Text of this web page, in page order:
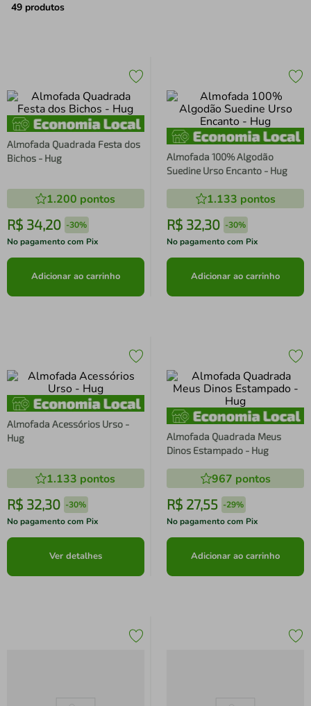
49 produtos
Almofada Quadrada Festa dos
Bichos - Hug
1.200 pontos
R$ 34,20 -30%
No pagamento com Pix
Adicionar ao carrinho
Almofada 100% Algodão
Suedine Urso Encanto - Hug
1.133 pontos
R$ 32,30 -30%
No pagamento com Pix
Adicionar ao carrinho
Almofada Acessórios Urso -
Hug
1.133 pontos
R$ 32,30 -30%
No pagamento com Pix
Ver detalhes
Almofada Quadrada Meus
Dinos Estampado - Hug
967 pontos
R$ 27,55 -29%
No pagamento com Pix
Adicionar ao carrinho